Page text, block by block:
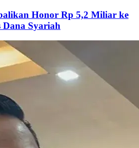
Honor Rp 5,2 Miliar ke
Dana Syariah